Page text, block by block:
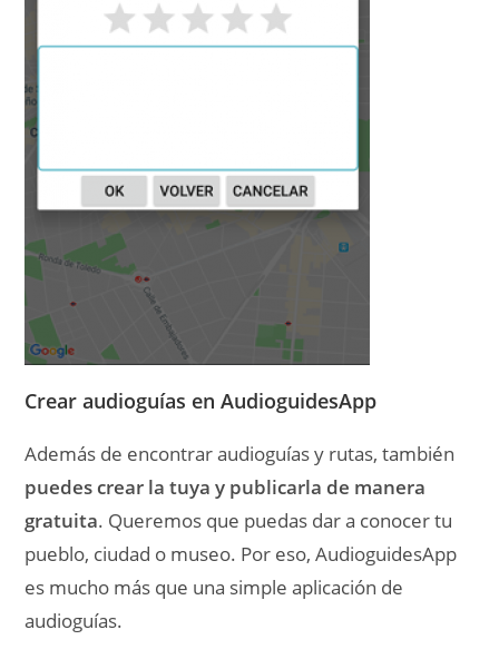
Crear audioguías en AudioguidesApp
Además de encontrar audioguías y rutas, también
puedes crear la tuya y publicarla de manera
gratuita. Queremos que puedas dar a conocer tu
pueblo, ciudad o museo. Por eso, AudioguidesApp
es mucho más que una simple aplicación de
audioguías.